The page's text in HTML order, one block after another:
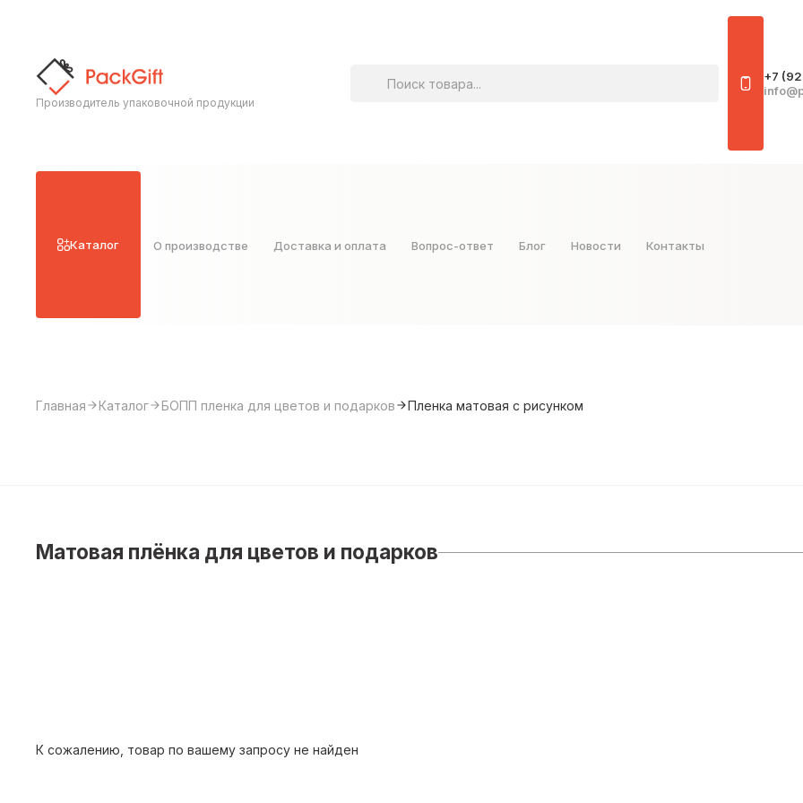
Производитель упаковочной продукции
+7
Каталог О производстве Доставка и оплата Вопрос-ответ Блог Новости Контакты
Главная Каталог БОПП пленка для цветов и подарков Пленка матовая с рисунком
Матовая плёнка для цветов и подарков
К сожалению, товар по вашему запросу не найден